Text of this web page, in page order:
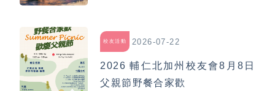
校友活動 2026-07-22
2026 輔仁北加州校友會8月8日
父親節野餐合家歡